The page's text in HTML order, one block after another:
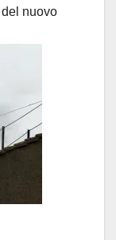
del nuovo